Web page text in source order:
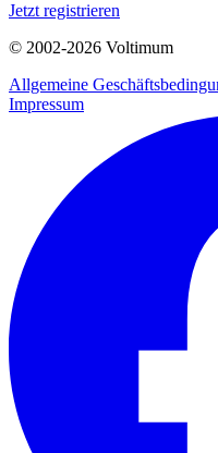
Jetzt registrieren
© 2002-2026 Voltimum
Allgemeine
Impressum